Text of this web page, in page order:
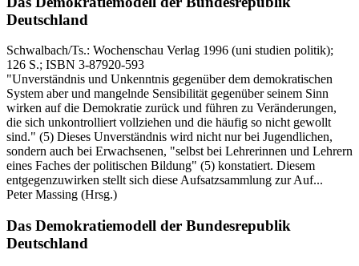
Deutschland
Schwalbach/Ts.: Wochenschau Verlag 1996 (uni studien politik);
126 S.; ISBN 3-87920-593
"Unverständnis und Unkenntnis gegenüber dem demokratischen
System aber und mangelnde Sensibilität gegenüber seinem Sinn
wirken auf die Demokratie zurück und führen zu Veränderungen,
die sich unkontrolliert vollziehen und die häufig so nicht gewollt
sind." (5) Dieses Unverständnis wird nicht nur bei Jugendlichen,
sondern auch bei Erwachsenen, "selbst bei Lehrerinnen und Lehrern
eines Faches der politischen Bildung" (5) konstatiert. Diesem
entgegenzuwirken stellt sich diese Aufsatzsammlung zur Auf...
Peter Massing (Hrsg.)
Das Demokratiemodell der Bundesrepublik
Deutschland